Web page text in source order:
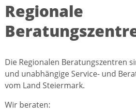
Regionale
Die Regionalen Beratungszentren
und unabhängige Service- und
vom Land Steiermark.
Wir beraten: